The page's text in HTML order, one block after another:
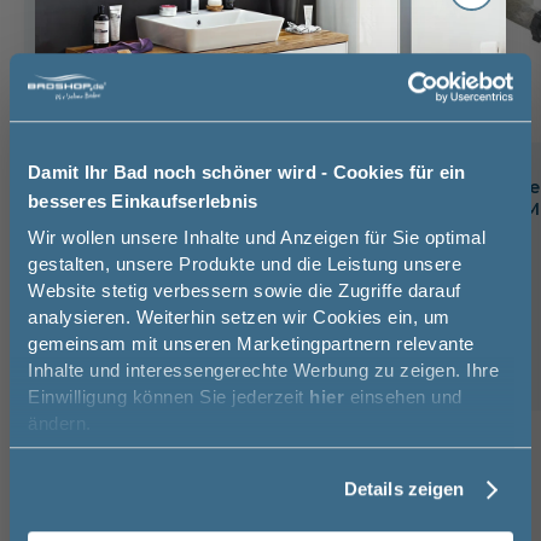
Damit Ihr Bad noch schöner wird - Cookies für ein
besseres Einkaufserlebnis
Wir wollen unsere Inhalte und Anzeigen für Sie optimal
gestalten, unsere Produkte und die Leistung unsere
Website stetig verbessern sowie die Zugriffe darauf
analysieren. Weiterhin setzen wir Cookies ein, um
gemeinsam mit unseren Marketingpartnern relevante
Inhalte und interessengerechte Werbung zu zeigen. Ihre
Einwilligung können Sie jederzeit hier einsehen und
ändern.
Details zeigen
badshop.de Basic
Schallschutzset für Wand-WC /
37 cm
12,50 €
7,99 €
Geberit Duofix
Wandanker für
Einzelmontage
Kunden kauften auch 8
Jetzt 50 € sparen!
Melde Sie sich hier zu unserem
Newsletter an und sparen Sie
50€* auf Ihre Bestellung!
Vorname